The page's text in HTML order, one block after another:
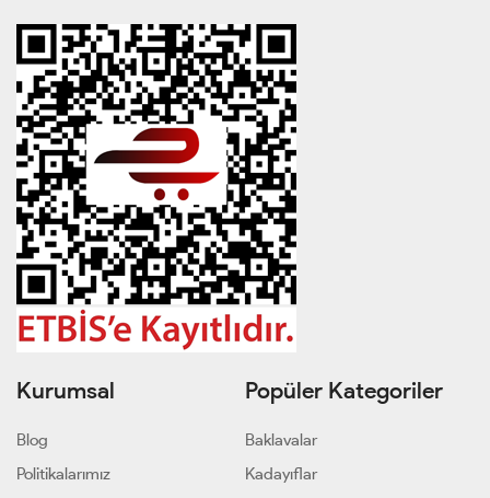
Kurumsal
Blog
Politikalarımız
Popüler Kategoriler
Baklavalar
Kadayıflar